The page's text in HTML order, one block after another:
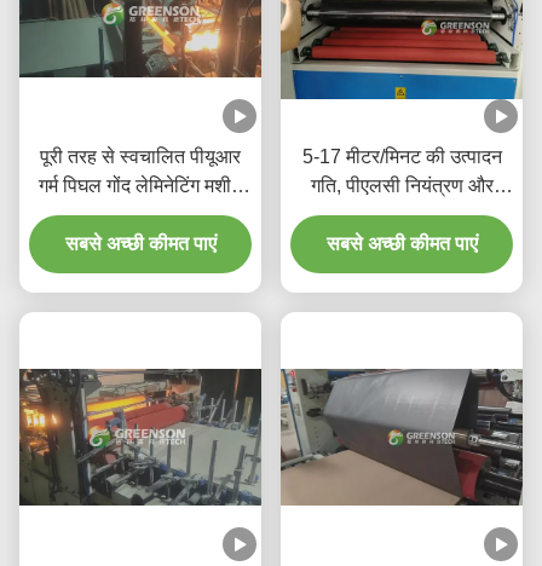
पूरी तरह से स्वचालित पीयूआर
गर्म पिघल गोंद लेमिनेटिंग मशीन
5-17m/min के साथ उत्पादन
गति के लिए 1220mm*2440-
3000mm जिप्सम दीवार पैनल
सबसे अच्छी कीमत पाएं
5-17 मीटर/मिनट की उत्पादन
गति, पीएलसी नियंत्रण और
पर्यावरण के अनुकूल पीयूआर हॉट
मेल्ट गोंद के साथ पूर्ण स्वचालित
लेमिनेशन मशीन
सबसे अच्छी कीमत पाएं